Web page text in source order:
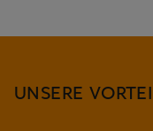
UNSERE